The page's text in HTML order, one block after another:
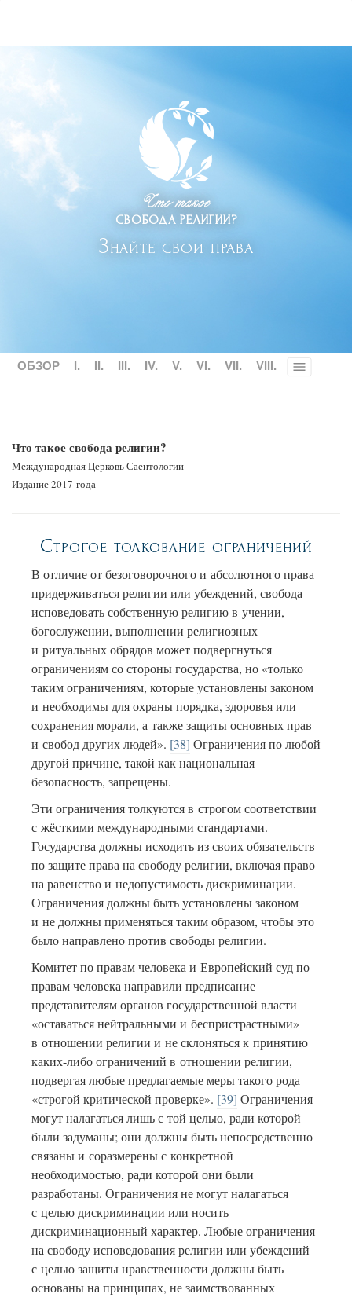
Что такое
СВОБОДА РЕЛИГИИ?
Знайте свои права
ОБЗОР I. II. III. IV. V. VI. VII. VIII. Toggle
Что такое свобода религии?
Международная Церковь Саентологии
Издание 2017 года
Строгое толкование ограничений
В отличие от безоговорочного и абсолютного права
придерживаться религии или убеждений, свобода
исповедовать собственную религию в учении,
богослужении, выполнении религиозных
и ритуальных обрядов может подвергнуться
ограничениям со стороны государства, но «только
таким ограничениям, которые установлены законом
и необходимы для охраны порядка, здоровья или
сохранения морали, а также защиты основных прав
и свобод других людей». [38] Ограничения по любой
другой причине, такой как национальная
безопасность, запрещены.
Эти ограничения толкуются в строгом соответствии
с жёсткими международными стандартами.
Государства должны исходить из своих обязательств
по защите права на свободу религии, включая право
на равенство и недопустимость дискриминации.
Ограничения должны быть установлены законом
и не должны применяться таким образом, чтобы это
было направлено против свободы религии.
Комитет по правам человека и Европейский суд по
правам человека направили предписание
представителям органов государственной власти
«оставаться нейтральными и беспристрастными»
в отношении религии и не склоняться к принятию
каких-либо ограничений в отношении религии,
подвергая любые предлагаемые меры такого рода
«строгой критической проверке». [39] Ограничения
могут налагаться лишь с той целью, ради которой
были задуманы; они должны быть непосредственно
связаны и соразмерены с конкретной
необходимостью, ради которой они были
разработаны. Ограничения не могут налагаться
с целью дискриминации или носить
дискриминационный характер. Любые ограничения
на свободу исповедования религии или убеждений
с целью защиты нравственности должны быть
основаны на принципах, не заимствованных